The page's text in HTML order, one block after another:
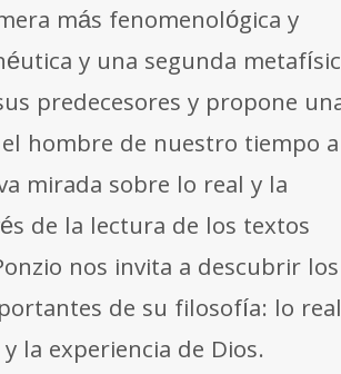
más fenomenológica y
y una segunda
predecesores y propone
hombre de nuestro tiempo a
mirada sobre lo real y la
de la lectura de los textos
nos invita a descubrir los
de su filosofía: lo
la experiencia de Dios.